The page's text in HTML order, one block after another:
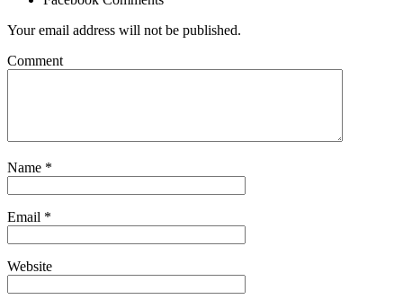
Your email address will not be published.
Comment
Name *
Email *
Website